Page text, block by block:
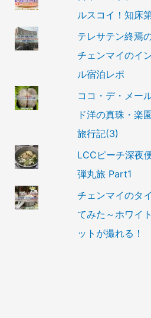
ルスコイ！知床
テレサテン終焉
チェンマイのイ
ル宿泊レポ
ココ・デ・メー
ド洋の真珠・楽
旅行記(3)
LCCピーチ深夜
弾丸旅 Part1
チェンマイのタ
てみた～ホワイ
ットが撮れる！